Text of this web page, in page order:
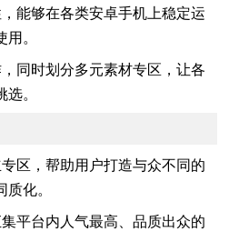
能够在各类安卓手机上稳定运
。
同时划分多元素材专区，让各
。
区，帮助用户打造与众不同的
化。
平台内人气最高、品质出众的